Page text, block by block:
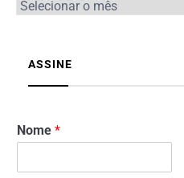
ASSINE
Nome *